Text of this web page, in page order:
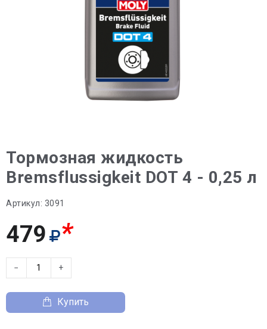
Тормозная жидкость
Bremsflussigkeit DOT 4 - 0,25 л
Артикул: 3091
479 *
− +
Купить